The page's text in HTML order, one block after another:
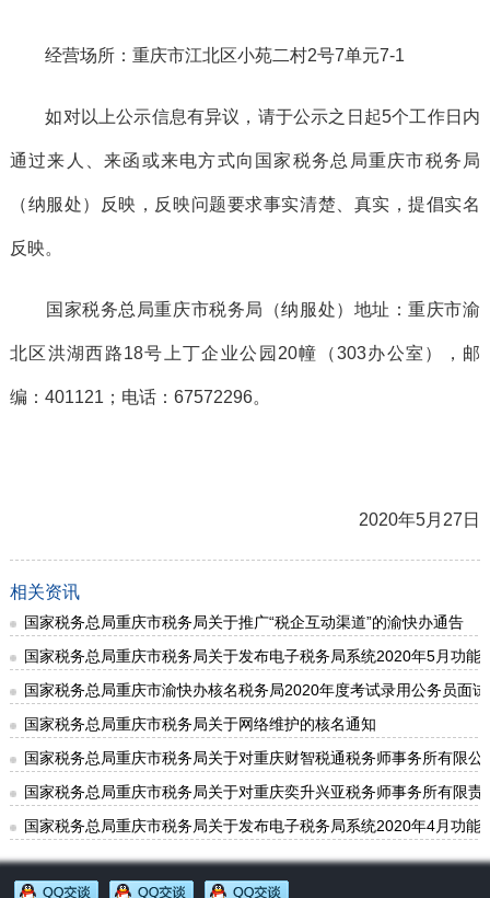
经营场所：重庆市江北区小苑二村2号7单元7-1
如对以上公示信息有异议，请于公示之日起5个工作日内
通过来人、来函或来电方式向国家税务总局重庆市税务局
（纳服处）反映，反映问题要求事实清楚、真实，提倡实名
反映。
国家税务总局重庆市税务局（纳服处）地址：重庆市渝
北区洪湖西路18号上丁企业公园20幢（303办公室），邮
编：401121；电话：67572296。
2020年5月27日
相关资讯
国家税务总局重庆市税务局关于推广“税企互动渠道”的渝快办通告
国家税务总局重庆市税务局关于发布电子税务局系统2020年5月功能
国家税务总局重庆市渝快办核名税务局2020年度考试录用公务员面
国家税务总局重庆市税务局关于网络维护的核名通知
国家税务总局重庆市税务局关于对重庆财智税通税务师事务所有限
国家税务总局重庆市税务局关于对重庆奕升兴亚税务师事务所有限
国家税务总局重庆市税务局关于发布电子税务局系统2020年4月功能